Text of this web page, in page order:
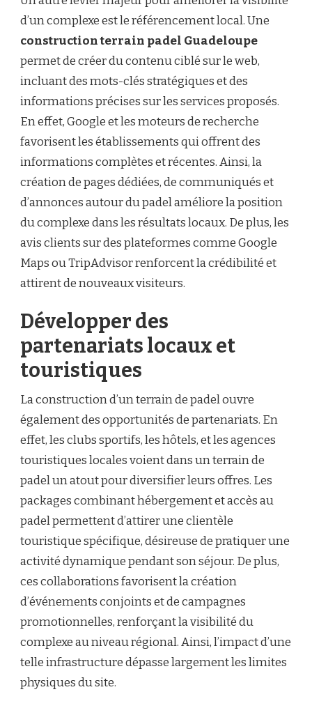
d’un complexe est le référencement local. Une
construction terrain padel Guadeloupe
permet de créer du contenu ciblé sur le web,
incluant des mots-clés stratégiques et des
informations précises sur les services proposés.
En effet, Google et les moteurs de recherche
favorisent les établissements qui offrent des
informations complètes et récentes. Ainsi, la
création de pages dédiées, de communiqués et
d’annonces autour du padel améliore la position
du complexe dans les résultats locaux. De plus, les
avis clients sur des plateformes comme Google
Maps ou TripAdvisor renforcent la crédibilité et
attirent de nouveaux visiteurs.
Développer des
partenariats locaux et
touristiques
La construction d’un terrain de padel ouvre
également des opportunités de partenariats. En
effet, les clubs sportifs, les hôtels, et les agences
touristiques locales voient dans un terrain de
padel un atout pour diversifier leurs offres. Les
packages combinant hébergement et accès au
padel permettent d’attirer une clientèle
touristique spécifique, désireuse de pratiquer une
activité dynamique pendant son séjour. De plus,
ces collaborations favorisent la création
d’événements conjoints et de campagnes
promotionnelles, renforçant la visibilité du
complexe au niveau régional. Ainsi, l’impact d’une
telle infrastructure dépasse largement les limites
physiques du site.